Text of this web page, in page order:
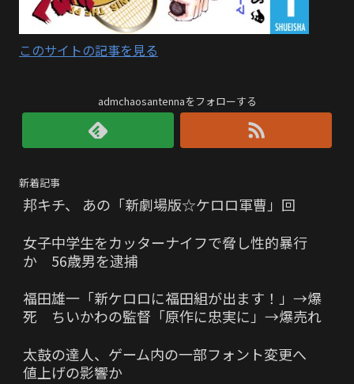
このサイトの記事を見る
admchaosantennaをフォローする
新着記事
邦キチ、 あの「新劇場版☆ケロロ軍曹」回
女子中学生をカッターナイフで脅し性的暴行
か 56歳男を逮捕
福田雄一「新ケロロに福田組が出ます！」→爆
死 ちいかわの監督「原作に忠実に」→爆売れ
太鼓の達人、ゲーム内の一部フォント変更へ
値上げの影響か